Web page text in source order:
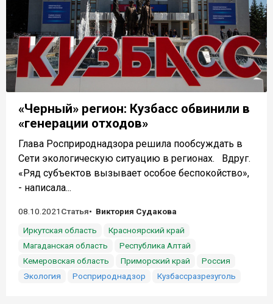
«Черный» регион: Кузбасс обвинили в
«генерации отходов»
Глава Росприроднадзора решила пообсуждать в
Сети экологическую ситуацию в регионах. Вдруг.
«Ряд субъектов вызывает особое беспокойство»,
- написала...
08.10.2021 Статья
Виктория Судакова
Иркутская область
Красноярский край
Магаданская область
Республика Алтай
Кемеровская область
Приморский край
Россия
Экология
Росприроднадзор Кузбассразрезуголь